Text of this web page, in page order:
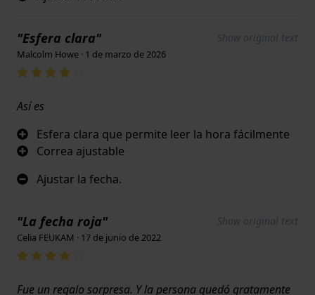
"Esfera clara" Show original text
Malcolm Howe · 1 de marzo de 2026
Así es
Esfera clara que permite leer la hora fácilmente
Correa ajustable
Ajustar la fecha.
"La fecha roja" Show original text
Celia FEUKAM · 17 de junio de 2022
Fue un regalo sorpresa. Y la persona quedó gratamente